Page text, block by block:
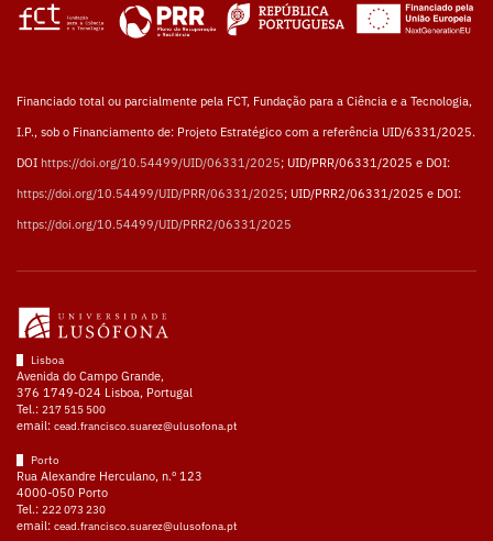
Financiado total ou parcialmente pela FCT, Fundação para a Ciência e a Tecnologia,
I.P., sob o Financiamento de: Projeto Estratégico com a referência UID/6331/2025.
DOI https://doi.org/10.54499/UID/06331/2025; UID/PRR/06331/2025 e DOI:
https://doi.org/10.54499/UID/PRR/06331/2025; UID/PRR2/06331/2025 e DOI:
https://doi.org/10.54499/UID/PRR2/06331/2025
Lisboa
Avenida do Campo Grande,
376 1749-024 Lisboa, Portugal
Tel.: 217 515 500
email: cead.francisco.suarez@ulusofona.pt
Porto
Rua Alexandre Herculano, n.º 123
4000-050 Porto
Tel.: 222 073 230
email: cead.francisco.suarez@ulusofona.pt